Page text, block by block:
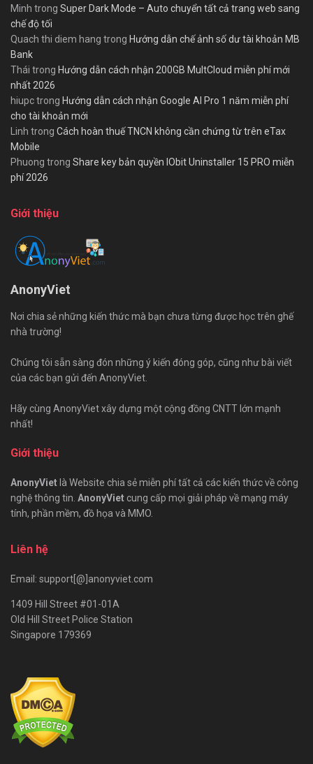
Minh trong Super Dark Mode – Auto chuyển tất cả trang web sang
chế độ tối
Quach thi diem hang trong Hướng dẫn chế ảnh số dư tài khoản MB
Bank
Thái trong Hướng dẫn cách nhận 200GB MultCloud miễn phí mới
nhất 2026
hiupctrong Hướng dẫn cách nhận Google AI Pro 1 năm miễn phí
cho tài khoản mới
Linh trong Cách hoàn thuế TNCN không cần chứng từ trên eTax
Mobile
Phuong trong Share key bản quyền IObit Uninstaller 15 PRO miễn
phí 2026
Giới thiệu
AnonyViet
Nơi chia sẻ những kiến thức mà bạn chưa từng được học trên ghế
nhà trường!
Chúng tôi sẵn sàng đón những ý kiến đóng góp, cũng như bài viết
của các bạn gửi đến AnonyViet.
Hãy cùng AnonyViet xây dựng một cộng đồng CNTT lớn mạnh
nhất!
Giới thiệu
AnonyViet là Website chia sẻ miễn phí tất cả các kiến thức về công
nghệ thông tin. AnonyViet cung cấp mọi giải pháp về mạng máy
tính, phần mềm, đồ họa và MMO.
Liên hệ
Email: support[@]anonyviet.com
1409 Hill Street #01-01A
Old Hill Street Police Station
Singapore 179369